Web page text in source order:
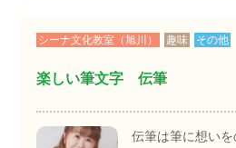
シーナ文化教室（旭川） 趣味 その他
楽しい筆文字 伝筆
伝筆は筆に想い